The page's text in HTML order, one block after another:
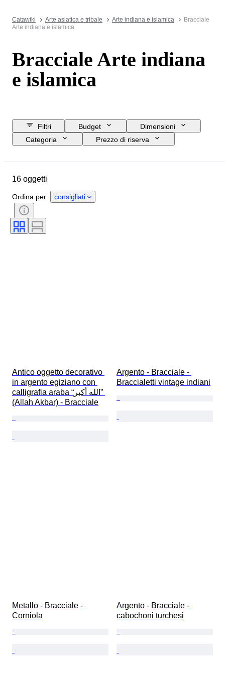
Catawiki Arte asiatica e tribale Arte indiana e islamica
Bracciale
Arte indiana e islamica
Bracciale Arte indiana
e islamica
Filtri Budget
Dimensioni
Categoria
Prezzo di riserva
Materiale
Condizioni
Certificato
Taglia sull’oggetto
16 oggetti
Ordina per consigliati
Antico oggetto decorativo
in argento egiziano con
calligrafia araba “الله أكبر”
(Allah Akbar) - Bracciale
Argento - Bracciale -
Braccialetti vintage indiani
Metallo - Bracciale -
Corniola
Argento - Bracciale -
cabochoni turchesi